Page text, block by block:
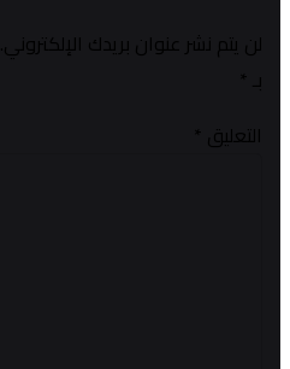
لن يتم نشر عنوان بريدك الإلكتروني.
بـ*
التعليق *